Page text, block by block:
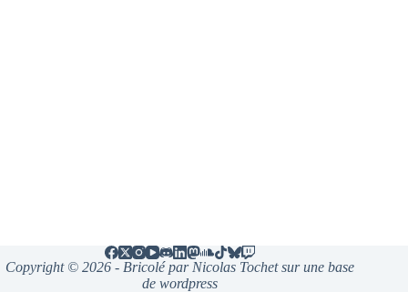
Copyright © 2026 - Bricolé par Nicolas Tochet sur une base
de wordpress